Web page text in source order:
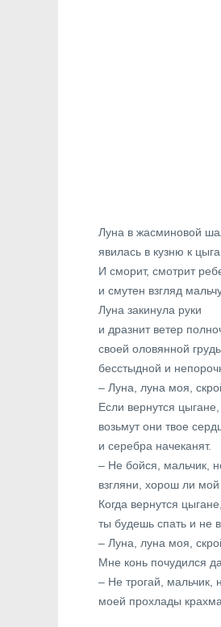
Луна в жасминовой
явилась в кузню к
И сморит, смотрит
и смутен взгляд
Луна закинула руки
и дразнит ветер
своей оловянной
бесстыдной и
– Луна, луна моя,
Если вернутся цыгане,
возьмут они твое
и серебра начеканят.
– Не бойся, мальчик,
взгляни, хорош ли мой
Когда вернутся цыгане,
ты будешь спать и не
– Луна, луна моя,
Мне конь почудился
– Не трогай, мальчик,
моей прохлады